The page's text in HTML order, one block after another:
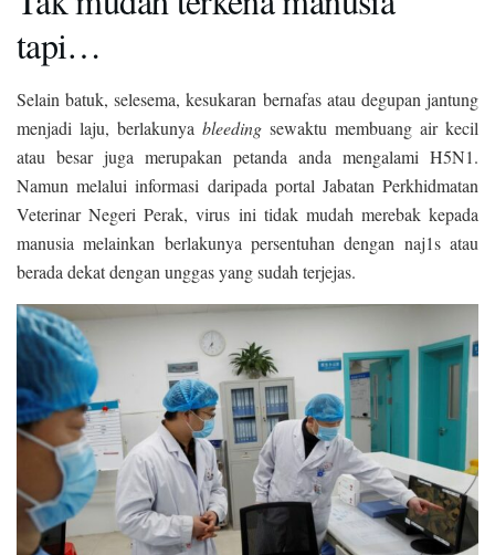
tapi…
Selain batuk, selesema, kesukaran bernafas atau degupan jantung
menjadi laju, berlakunya bleeding sewaktu membuang air kecil
atau besar juga merupakan petanda anda mengalami H5N1.
Namun melalui informasi daripada portal Jabatan Perkhidmatan
Veterinar Negeri Perak, virus ini tidak mudah merebak kepada
manusia melainkan berlakunya persentuhan dengan naj1s atau
berada dekat dengan unggas yang sudah terjejas.